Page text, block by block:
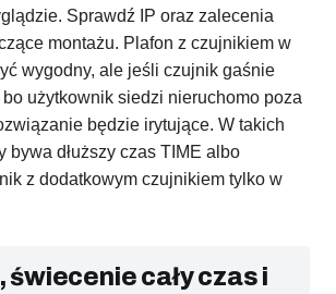
Sprawdź IP oraz zalecenia
montażu. Plafon z czujnikiem w
wygodny, ale jeśli czujnik gaśnie
użytkownik siedzi nieruchomo poza
będzie irytujące. W takich
bywa dłuższy czas TIME albo
z dodatkowym czujnikiem tylko w
świecenie cały czas i